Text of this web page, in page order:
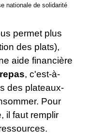
nationale de solidarité
permet plus
des plats),
aide financière
, c'est-à-
des plateaux-
Pour
il faut remplir